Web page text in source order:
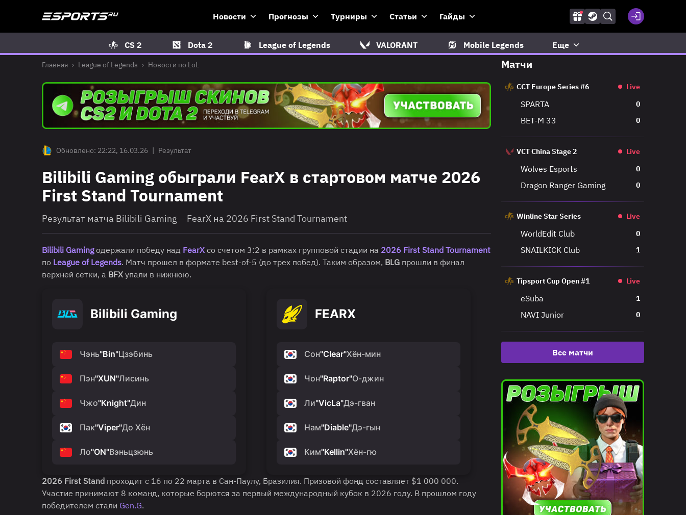
Новости Прогнозы Турниры Статьи Гайды
CS 2 Dota 2 League of Legends VALORANT Mobile Legends Еще
Главная League of Legends Новости по LoL
Обновлено: 22:22, 16.03.26 | Результат
Bilibili Gaming обыграли FearX в стартовом матче 2026
First Stand Tournament
Результат матча Bilibili Gaming – FearX на 2026 First Stand Tournament
Bilibili Gamingодержали победу над FearX со счетом 3:2 в рамках групповой стадии на 2026 First Stand Tournament
по League of Legends. Матч прошел в формате best-of-5 (до трех побед). Таким образом, BLG прошли в финал
верхней сетки, а BFX упали в нижнюю.
Bilibili Gaming
Чэнь"Bin"Цзэбинь
Пэн"XUN"Лисинь
Чжо"Knight"Дин
Пак"Viper"До Хён
Ло"ON"Вэньцзюнь
FEARX
Сон"Clear"Хён-мин
Чон"Raptor"О-джин
Ли"VicLa"Дэ-гван
Нам"Diable"Дэ-гын
Ким"Kellin"Хён-гю
2026 First Stand проходит с 16 по 22 марта в Сан-Паулу, Бразилия. Призовой фонд составляет $1 000 000.
Участие принимают 8 команд, которые борются за первый международный кубок в 2026 году. В прошлом году
победителем стали Gen.G.
Матчи
CCT Europe Series #6 Live
SPARTA 0
BET-M 33 0
VCT China Stage 2 Live
Wolves Esports 0
Dragon Ranger Gaming 0
Winline Star Series Live
WorldEdit Club 0
SNAILKICK Club 1
Tipsport Cup Open #1 Live
eSuba 1
NAVI Junior 0
Все матчи